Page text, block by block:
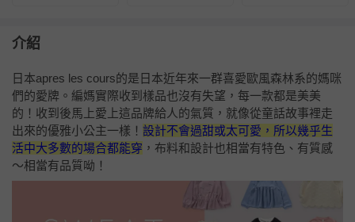
介紹
日本apres les cours的是日本近年來一群喜愛歐風森林系的媽咪
們的愛牌。編媽實際收到樣品也沒有失望，每一款都是美美
的！收到後馬上愛上這品牌給人的氣質，就像從童話故事裡走
出來的優雅小公主一樣！ 設計不會過甜或太可愛，所以幾乎生
活中大多數的場合都能穿 ，布料和設計也相當有特色、有質感
～相當有品質呦！